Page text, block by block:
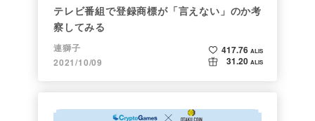
テレビ番組で登録商標が「言えない」のか考
察してみる
連獅子
2021/10/09
417.76 ALIS
31.20 ALIS